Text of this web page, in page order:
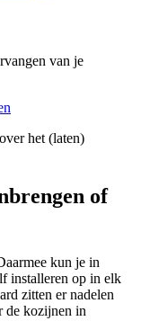
van je
het (laten)
of
kun je in
installeren op in elk
zitten er nadelen
de kozijnen in